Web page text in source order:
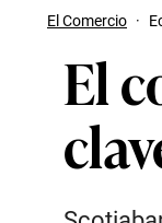
El Comercio ·
El